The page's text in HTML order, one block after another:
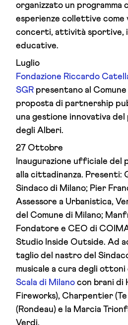
organizzato un
esperienze collettive come
concerti, attività sportive,
educative.
Luglio
Fondazione Riccardo
SGR presentano al Comune
proposta di partnership
una gestione innovativa
degli Alberi.
27 Ottobre
Inaugurazione ufficiale del
alla cittadinanza. Presenti:
Sindaco di Milano; Pier
Assessore a Urbanistica,
del Comune di Milano;
Fondatore e CEO di
Studio Inside Outside. Ad
taglio del nastro del
musicale a cura degli ottoni
Scala di Milano con brani di
Fireworks), Charpentier
(Rondeau) e la Marcia
Verdi.